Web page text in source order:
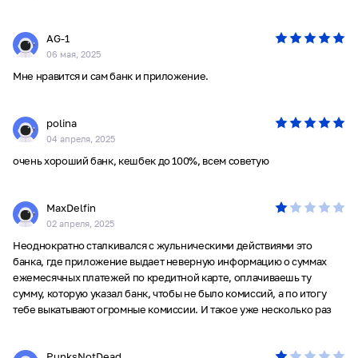
AG-1
06 мая, 2025
Мне нравится и сам банк и приложение.
polina
04 апреля, 2025
очень хороший банк, кешбек до 100%, всем советую
MaxDelfin
02 апреля, 2025
Неоднократно сталкивался с жульническими действиями это
банка, где приложение выдает неверную информацию о суммах
ежемесячных платежей по кредитной карте, оплачиваешь ту
сумму, которую указал банк, чтобы не было комиссий, а по итогу
тебе выкатывают огромные комиссии. И такое уже несколько раз